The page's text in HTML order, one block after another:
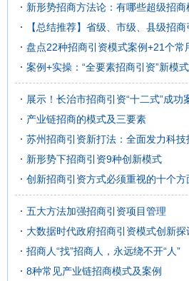
新形势招商方法论：有哪些超级招商
【总结推荐】省级、市级、县级招
盘点22种招商引资模式案例+21个常
案例+实操：“全要素招商引资”新模
展示！长治市招商引资“十二式”成功
产业链招商的模式及三要素
苏州招商引资新打法：全面发力科技
新形势下招商引资9种创新模式
创新招商引资方式必须重视的十个方
五大方法加强招商引资项目管理
大数据时代政府招商引资模式创新探
招商人“找”招商人，永远绕不开“人”
8种常见产业链招商模式及案例